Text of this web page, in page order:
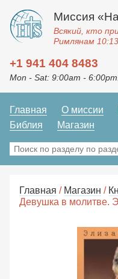
Миссия
Всякий, кто
Римлянам 10:13
+1 941 404 8483
Mon - Sat: 9:00am -
Главная О миссии
Библия
Магазин
Главная / Магазин /
Девушка в молитве.